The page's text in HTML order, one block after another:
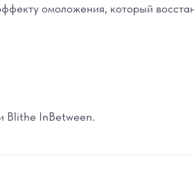
омоложения, который
Blithe InBetween.